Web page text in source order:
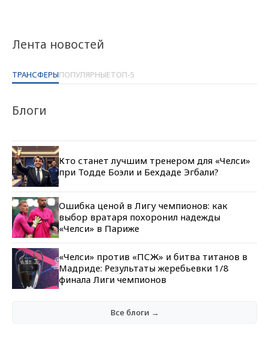
Лента новостей
ТРАНСФЕРЫПОПУЛЯРНЫЕТОП-5
Блоги
Кто станет лучшим тренером для «Челси»
при Тодде Боэли и Бехдаде Эгбали?
Ошибка ценой в Лигу чемпионов: как
выбор вратаря похоронил надежды
«Челси» в Париже
«Челси» против «ПСЖ» и битва титанов в
Мадриде: Результаты жеребьевки 1/8
финала Лиги чемпионов
Все блоги →